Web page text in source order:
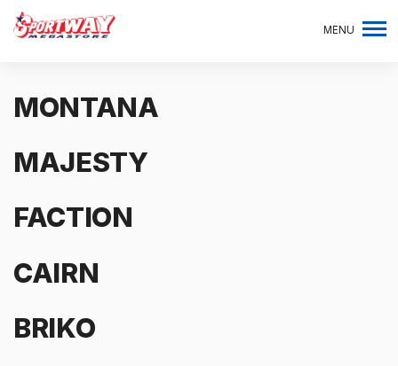
MENU
MONTANA
MAJESTY
FACTION
CAIRN
BRIKO